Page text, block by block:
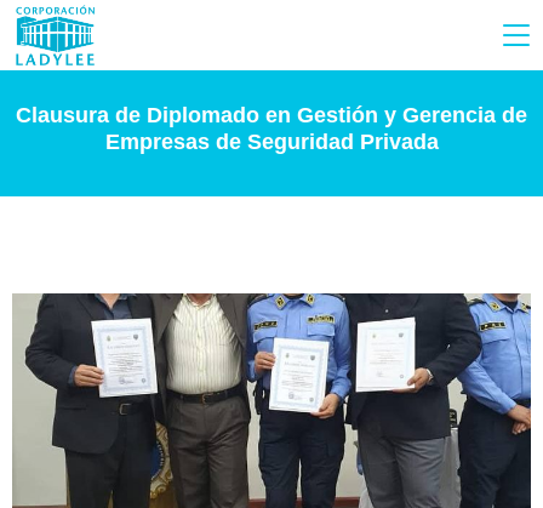
Clausura de Diplomado en Gestión y Gerencia de
Empresas de Seguridad Privada